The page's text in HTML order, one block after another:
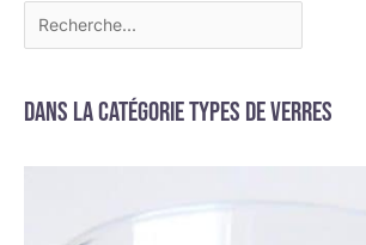
Dans la catégorie Types de verres